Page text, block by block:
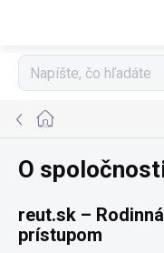
Domov
O
reut.sk –
prístupom